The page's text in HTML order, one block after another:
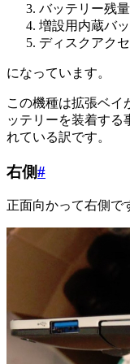
バッテリー残
増設用内蔵バ
ディスクアク
になっています。
この機種は拡張ベイ
ッテリーを装着する
れている訳です。
右側#
正面向かって右側で